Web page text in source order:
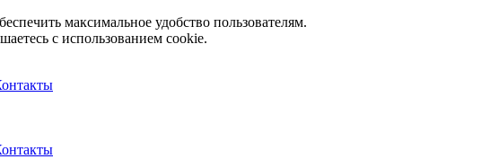
максимальное удобство пользователям.
с использованием cookie.